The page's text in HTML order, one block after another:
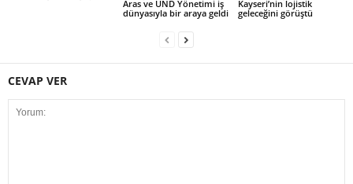
Aras ve UND Yönetimi iş
dünyasıyla bir araya geldi
Kayseri’nin lojistik
geleceğini görüştü
CEVAP VER